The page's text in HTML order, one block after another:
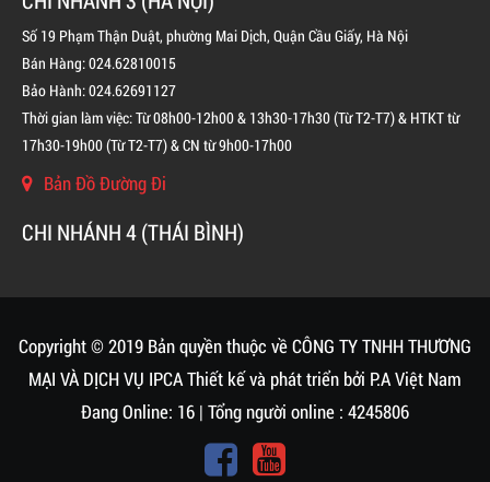
BÌNH CHỮA CHÁY KHÍ FM200 CHO TỦ ĐIỆN
LIÊN HỆ
Số 19 Phạm Thận Duật, phường Mai Dịch, Quận Cầu Giấy, Hà Nội
Bán Hàng: 024.62810015
Bảo Hành: 024.62691127
Thời gian làm việc: Từ 08h00-12h00 & 13h30-17h30 (Từ T2-T7) & HTKT từ
17h30-19h00 (Từ T2-T7) & CN từ 9h00-17h00
Bản Đồ Đường Đi
CHI NHÁNH 4 (THÁI BÌNH)
Copyright © 2019 Bản quyền thuộc về CÔNG TY TNHH THƯƠNG
MẠI VÀ DỊCH VỤ IPCAThiết kế và phát triển bởi P.A Việt Nam
Đang Online: 16 | Tổng người online : 4245806